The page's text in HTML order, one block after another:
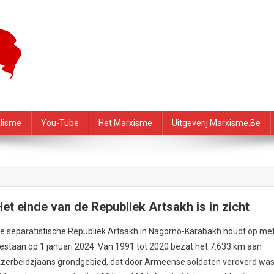
You-Tube Het Marxisme Uitgeverij Marxisme.be
einde van de Republiek Artsakh is in zicht
separatistische Republiek Artsakh in Nagorno-Karabakh houdt op
op 1 januari 2024. Van 1991 tot 2020 bezat het 7.633 km aan
grondgebied, dat door Armeense soldaten veroverd